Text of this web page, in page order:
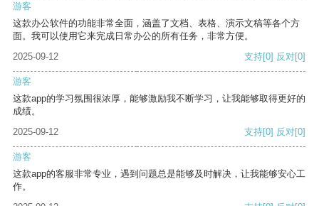
游客
这款办公软件的功能非常全面，涵盖了文档、表格、演示文稿等各个方
面。我可以使用它来完成日常办公的所有任务，非常方便。
2025-09-12
支持[0] 反对[0]
游客
这款app的学习氛围很浓厚，能够激励我不断学习，让我能够取得更好的
成绩。
2025-09-12
支持[0] 反对[0]
游客
这款app的客服非常专业，遇到问题总是能够及时解决，让我能够安心工
作。